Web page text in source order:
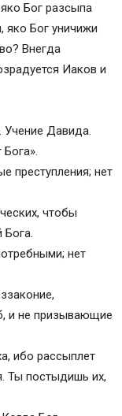
Бог разсыпа
яко Бог уничижи
Внегда
Иаков и
. Учение Давида.
преступления; нет
чтобы
нет
и не призывающие
ибо рассыплет
Ты постыдишь их,